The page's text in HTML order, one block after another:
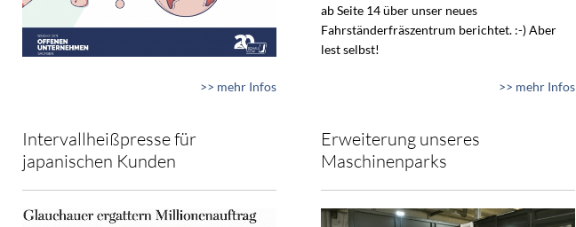
>> mehr Infos
ab Seite 14 über unser neues
Fahrständerfräszentrum berichtet. :-) Aber
lest selbst!
>> mehr Infos
Intervallheißpresse für
japanischen Kunden
Erweiterung unseres
Maschinenparks